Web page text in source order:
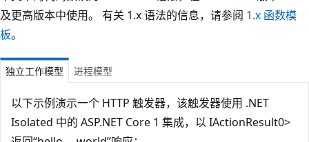
及更高版本中使用。 有关 1.x 语法的信息，请参阅 1.x 函数模
板。
独立工作模型 进程模型
以下示例演示一个 HTTP 触发器，该触发器使用 .NET
Isolated 中的 ASP.NET Core 1 集成，以 IActionResult0>